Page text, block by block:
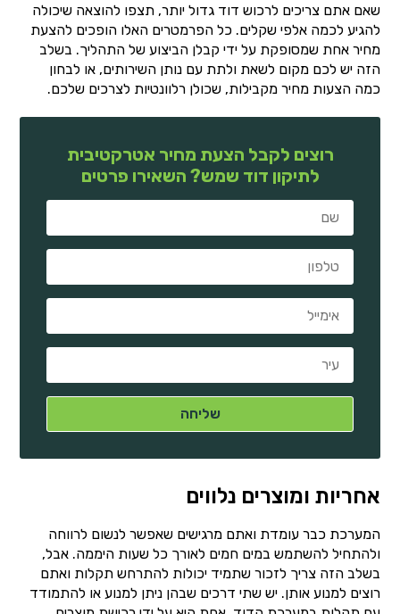
שאם אתם צריכים לרכוש דוד גדול יותר, תצפו להוצאה שיכולה
להגיע לכמה אלפי שקלים. כל הפרמטרים האלו הופכים להצעת
מחיר אחת שמסופקת על ידי קבלן הביצוע של התהליך. בשלב
הזה יש לכם מקום לשאת ולתת עם נותן השירותים, או לבחון
כמה הצעות מחיר מקבילות, שכולן רלוונטיות לצרכים שלכם.
רוצים לקבל הצעת מחיר אטרקטיבית
לתיקון דוד שמש? השאירו פרטים
אחריות ומוצרים נלווים
המערכת כבר עומדת ואתם מרגישים שאפשר לנשום לרווחה
ולהתחיל להשתמש במים חמים לאורך כל שעות היממה. אבל,
בשלב הזה צריך לזכור שתמיד יכולות להתרחש תקלות ואתם
רוצים למנוע אותן. יש שתי דרכים שבהן ניתן למנוע או להתמודד